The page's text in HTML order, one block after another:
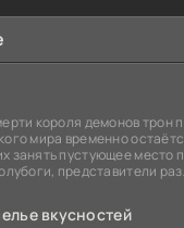
короля демонов трон
мира временно
занять пустующее место
представители
вкусностей